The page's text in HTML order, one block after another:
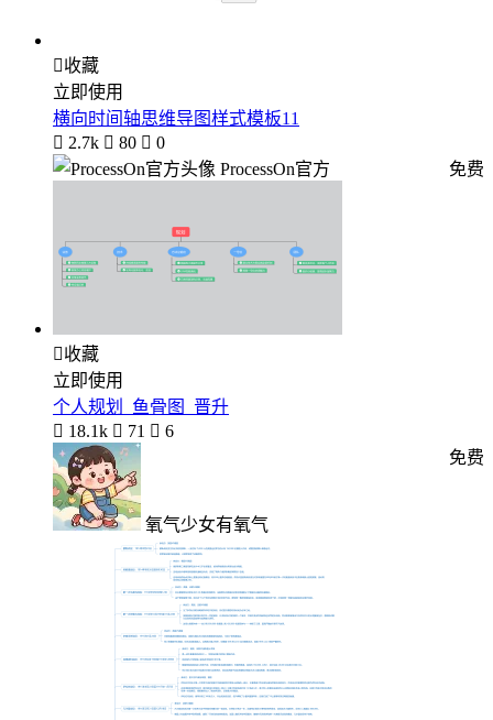
收藏
立即使用
横向时间轴思维导图样式模板11
 2.7k  80  0
ProcessOn官方
免费
收藏
立即使用
个人规划_鱼骨图_晋升
 18.1k  71  6
氧气少女有氧气
免费